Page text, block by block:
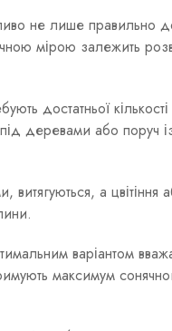
не лише правильно
мірою залежить
достатньої
деревами або поруч
витягуються, а
варіантом
максимум